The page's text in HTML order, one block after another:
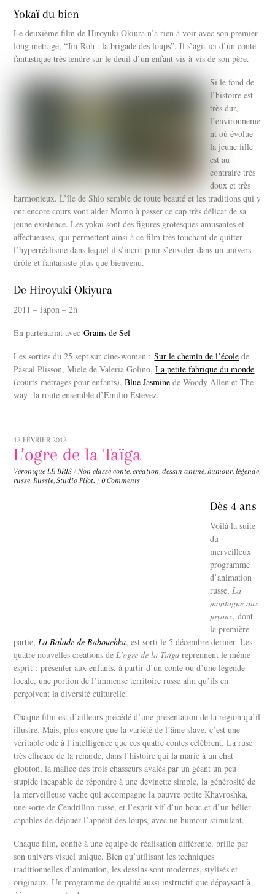
Yokaï du bien
Le deuxième film de Hiroyuki Okiura n’a rien à voir avec son premier
long métrage, “Jin-Roh : la brigade des loups”. Il s’agit ici d’un conte
fantastique très tendre sur le deuil d’un enfant vis-à-vis de son père.
Si le fond de
l’histoire est
très dur,
l’environneme
nt où évolue
la jeune fille
est au
contraire très
doux et très
harmonieux. L’île de Shio semble de toute beauté et les traditions qui y
ont encore cours vont aider Momo à passer ce cap très délicat de sa
jeune existence. Les yokaï sont des figures grotesques amusantes et
affectueuses, qui permettent ainsi à ce film très touchant de quitter
l’hyperréalisme dans lequel il s’incrit pour s’envoler dans un univers
drôle et fantaisiste plus que bienvenu.
De Hiroyuki Okiyura
2011 – Japon – 2h
En partenariat avecGrains de Sel
Les sorties du 25 sept sur cine-woman :Sur le chemin de l’école de
Pascal Plisson, Miele de Valeria Golino,La petite fabrique du monde
(courts-métrages pour enfants),Blue Jasmine de Woody Allen et The
way- la route ensemble d’Emilio Estevez.
13 FÉVRIER 2013
L’ogre de la Taïga
Véronique LE BRIS / Non classé conte,création,dessin animé,humour,légende,
russe,Russie,Studio Pilot. / 0 Comments
Dès 4 ans
Voilà la suite
du
merveilleux
programme
d’animation
russe,La
montagne aux
joyaux, dont
la première
partie,La Balade de Babouchka, est sorti le 5 décembre dernier. Les
quatre nouvelles créations deL’ogre de la Taïga reprennent le même
esprit : présenter aux enfants, à partir d’un conte ou d’une légende
locale, une portion de l’immense territoire russe afin qu’ils en
perçoivent la diversité culturelle.
Chaque film est d’ailleurs précédé d’une présentation de la région qu’il
illustre. Mais, plus encore que la variété de l’âme slave, c’est une
véritable ode à l’intelligence que ces quatre contes célèbrent. La ruse
très efficace de la renarde, dans l’histoire qui la marie à un chat
glouton, la malice des trois chasseurs avalés par un géant un peu
stupide incapable de répondre à une devinette simple, la générosité de
la merveilleuse vache qui accompagne la pauvre petite Khavroshka,
une sorte de Cendrillon russe, et l’esprit vif d’un bouc et d’un bélier
capables de déjouer l’appétit des loups, avec un humour stimulant.
Chaque film, confié à une équipe de réalisation différente, brille par
son univers visuel unique. Bien qu’utilisant les techniques
traditionnelles d’animation, les dessins sont modernes, stylisés et
originaux. Un programme de qualité aussi instructif que dépaysant à